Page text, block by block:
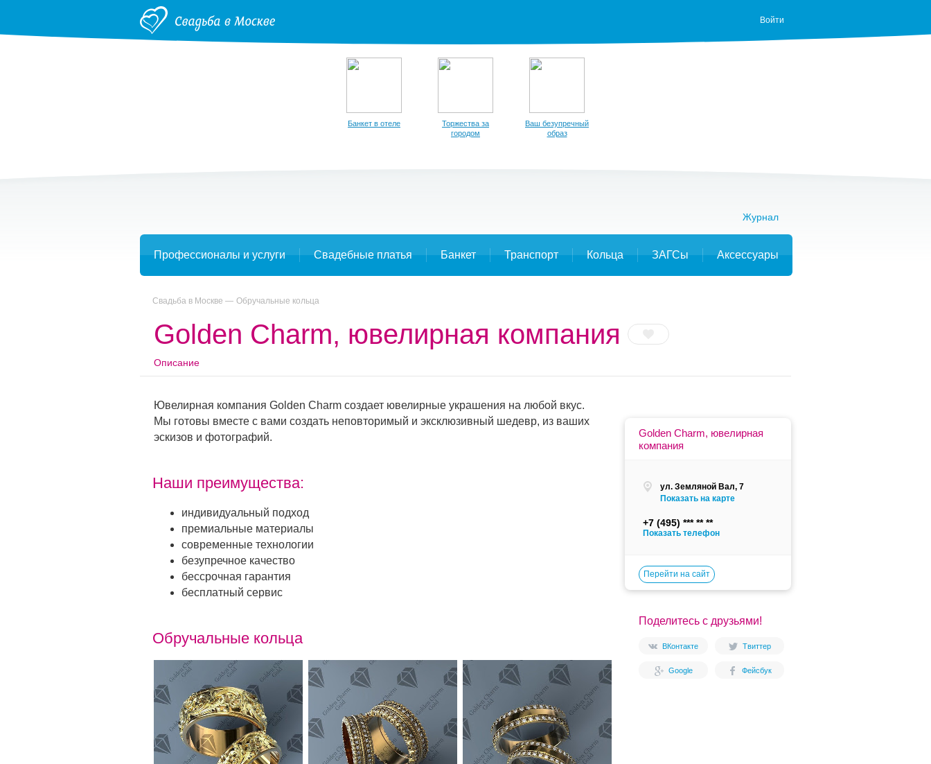
Войти
Банкет в отеле
Торжества за
городом
Ваш безупречный
образ
Журнал
Профессионалы и услуги Свадебные платья Банкет Транспорт Кольца ЗАГСы Аксессуары
Свадьба в Москве Обручальные кольца
Golden Charm, ювелирная компания
Описание
Golden Charm, ювелирная
компания
ул. Земляной Вал, 7
Показать на карте
+7 (495)
Показать телефон
Перейти на сайт
Поделитесь с друзьями!
ВКонтакте Твиттер
Google Фейсбук
Ювелирная компания Golden Charm создает ювелирные украшения на любой вкус.
Мы готовы вместе с вами создать неповторимый и эксклюзивный шедевр, из ваших
эскизов и фотографий.
Наши преимущества:
индивидуальный подход
премиальные материалы
современные технологии
безупречное качество
бессрочная гарантия
бесплатный сервис
Обручальные кольца